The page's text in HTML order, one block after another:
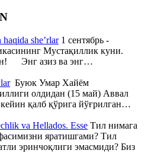
she’rlar1 сентябрь -
Мустақиллик куни.
Энг азиз ва энг…
Буюк Умар Хайём
олдидан (15 май) Аввал
қалб қўрига йўғрилган…
va Hellados. Esse Тил нимага
яратишгами? Тил
эринчоқлиги эмасмиди? Биз